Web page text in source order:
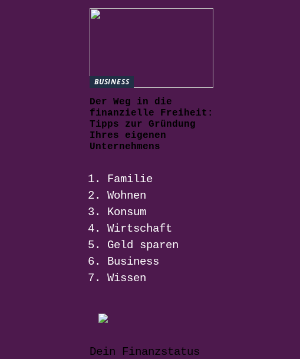
BUSINESS
Der Weg in die
finanzielle Freiheit:
Tipps zur Gründung
Ihres eigenen
Unternehmens
Familie
Wohnen
Konsum
Wirtschaft
Geld sparen
Business
Wissen
Dein Finanzstatus